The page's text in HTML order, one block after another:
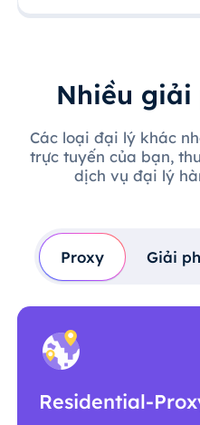
Nhiều
Các loại đại lý khác
trực tuyến của bạn,
dịch vụ đại lý
Proxy Giải
Residential-